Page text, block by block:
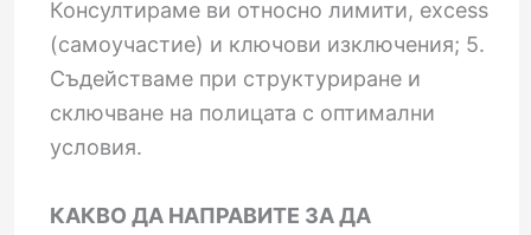
Консултираме ви относно лимити, excess
(самоучастие) и ключови изключения; 5.
Съдействаме при структуриране и
сключване на полицата с оптимални
условия.
КАКВО ДА НАПРАВИТЕ ЗА ДА